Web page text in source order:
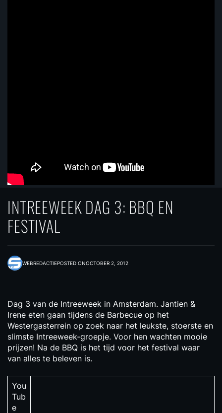
INTREEWEEK DAG 3: BBQ EN
FESTIVAL
WEBREDACTIEPOSTED ONOCTOBER 2, 2012
Dag 3 van de Intreeweek in Amsterdam. Jantien &
Irene eten gaan tijdens de Barbecue op het
Westergasterrein op zoek naar het leukste, stoerste en
slimste Intreeweek-groepje. Voor hen wachten mooie
prijzen! Na de BBQ is het tijd voor het festival waar
van alles te beleven is.
You
Tub
e